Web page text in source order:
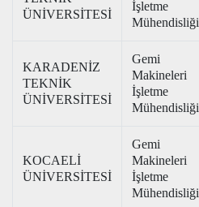
ÜNİVERSİTESİ
İşletme
Mühendisliği
KARADENİZ
TEKNİK
ÜNİVERSİTESİ
Gemi
Makineleri
İşletme
Mühendisliği
KOCAELİ
ÜNİVERSİTESİ
Gemi
Makineleri
İşletme
Mühendisliği